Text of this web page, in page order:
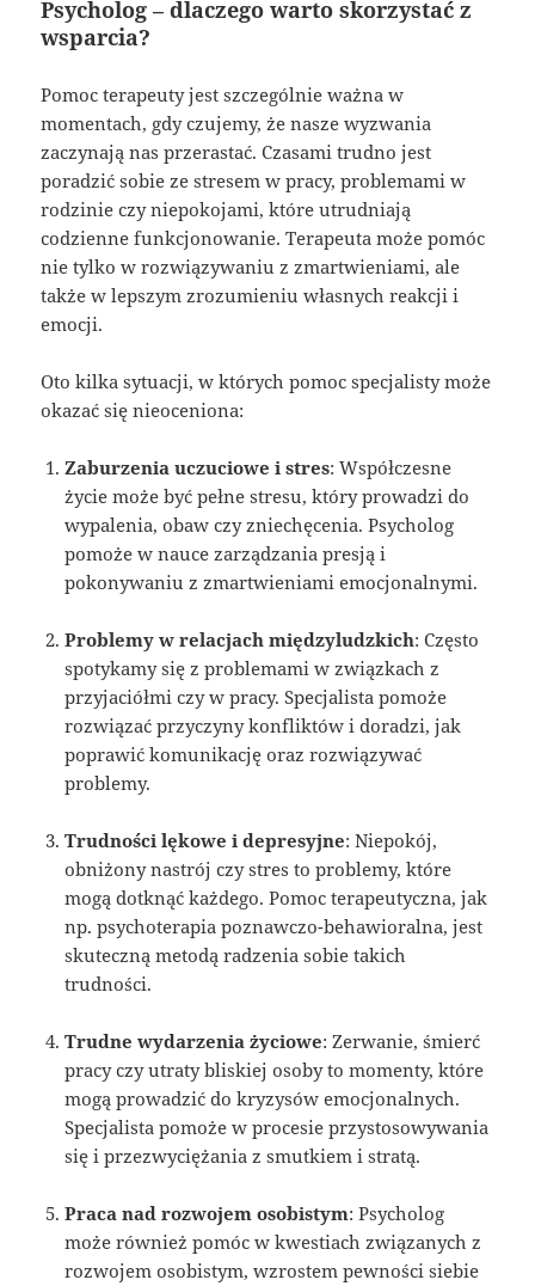
Psycholog – dlaczego warto skorzystać z
wsparcia?
Pomoc terapeuty jest szczególnie ważna w
momentach, gdy czujemy, że nasze wyzwania
zaczynają nas przerastać. Czasami trudno jest
poradzić sobie ze stresem w pracy, problemami w
rodzinie czy niepokojami, które utrudniają
codzienne funkcjonowanie. Terapeuta może pomóc
nie tylko w rozwiązywaniu z zmartwieniami, ale
także w lepszym zrozumieniu własnych reakcji i
emocji.
Oto kilka sytuacji, w których pomoc specjalisty może
okazać się nieoceniona:
Zaburzenia uczuciowe i stres: Współczesne
życie może być pełne stresu, który prowadzi do
wypalenia, obaw czy zniechęcenia. Psycholog
pomoże w nauce zarządzania presją i
pokonywaniu z zmartwieniami emocjonalnymi.
Problemy w relacjach międzyludzkich: Często
spotykamy się z problemami w związkach z
przyjaciółmi czy w pracy. Specjalista pomoże
rozwiązać przyczyny konfliktów i doradzi, jak
poprawić komunikację oraz rozwiązywać
problemy.
Trudności lękowe i depresyjne: Niepokój,
obniżony nastrój czy stres to problemy, które
mogą dotknąć każdego. Pomoc terapeutyczna, jak
np. psychoterapia poznawczo-behawioralna, jest
skuteczną metodą radzenia sobie takich
trudności.
Trudne wydarzenia życiowe: Zerwanie, śmierć
pracy czy utraty bliskiej osoby to momenty, które
mogą prowadzić do kryzysów emocjonalnych.
Specjalista pomoże w procesie przystosowywania
się i przezwyciężania z smutkiem i stratą.
Praca nad rozwojem osobistym: Psycholog
może również pomóc w kwestiach związanych z
rozwojem osobistym, wzrostem pewności siebie